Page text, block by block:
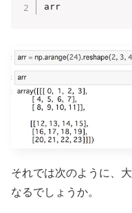
arr
それでは次のように、
なるでしょうか。